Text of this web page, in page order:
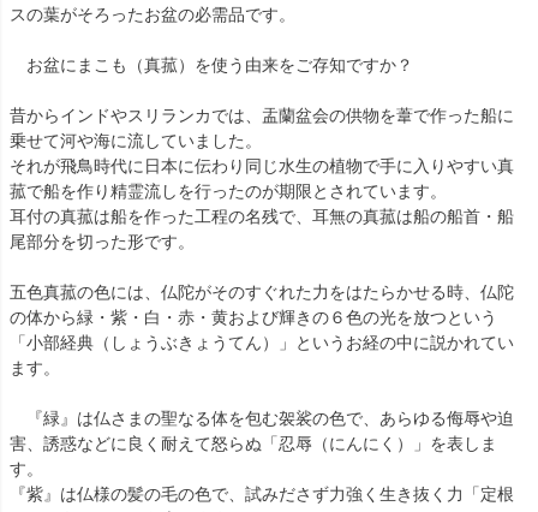
スの葉がそろったお盆の必需品です。
お盆にまこも（真菰）を使う由来をご存知ですか？
昔からインドやスリランカでは、盂蘭盆会の供物を葦で作った船に
乗せて河や海に流していました。
それが飛鳥時代に日本に伝わり同じ水生の植物で手に入りやすい真
菰で船を作り精霊流しを行ったのが期限とされています。
耳付の真菰は船を作った工程の名残で、耳無の真菰は船の船首・船
尾部分を切った形です。
五色真菰の色には、仏陀がそのすぐれた力をはたらかせる時、仏陀
の体から緑・紫・白・赤・黄および輝きの６色の光を放つという
「小部経典（しょうぶきょうてん）」というお経の中に説かれてい
ます。
『緑』は仏さまの聖なる体を包む袈裟の色で、あらゆる侮辱や迫
害、誘惑などに良く耐えて怒らぬ「忍辱（にんにく）」を表しま
す。
『紫』は仏様の髪の毛の色で、試みださず力強く生き抜く力「定根